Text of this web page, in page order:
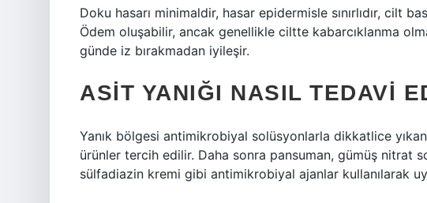
Doku hasarı minimaldir, hasar epidermisle sınırlıdır, cilt
Ödem oluşabilir, ancak genellikle ciltte kabarcıklanma
günde iz bırakmadan iyileşir.
ASIT YANIĞI NASIL TEDAVI
Yanık bölgesi antimikrobiyal solüsyonlarla dikkatlice
ürünler tercih edilir. Daha sonra pansuman, gümüş nitrat
sülfadiazin kremi gibi antimikrobiyal ajanlar kullanılarak